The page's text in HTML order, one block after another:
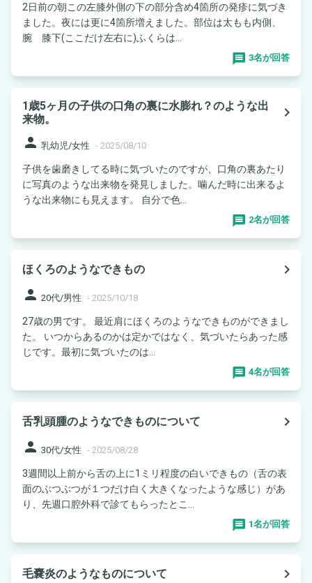
2日前の朝この左膝外側の下の部分含め4箇所の発疹に気づき
ました。夜には更に4箇所増えました。部位は太もも内側、
腕 膝下(ここだけ左右に)ふくらは...
3名が回答
1歳5ヶ月の子供の口角の裏に水膨れ？のような出
来物。
navigate_next
person 乳幼児/女性 - 2025/08/10
子供を歯磨きしてる時に気づいたのですが、口角の裏あたり
に写真のような出来物を発見しました。噛んだ時に出来るよ
うな出来物にも見えます。 自分で色...
2名が回答
ほくろのようなできもの
navigate_next
person 20代/男性 - 2025/10/18
27歳の男です。 最近肩にほくろのようなできものができまし
た。 いつからあるのかは定かではなく、気づいたらあった感
じです。最初に気づいたのは...
4名が回答
舌乳頭腫のようなできものについて
navigate_next
person 30代/女性 - 2025/08/28
3週間以上前から舌の上に1ミリ程度の白いできもの（舌の表
面のぶつぶつが１つだけ白く大きくなったような感じ）があ
り、先週口腔外科で診てもらったとこ...
1名が回答
毛嚢炎のようなものについて
navigate_next